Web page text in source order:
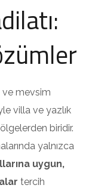
ve mevsim
villa ve yazlık
biridir.
yalnızca
uygun,
tercih